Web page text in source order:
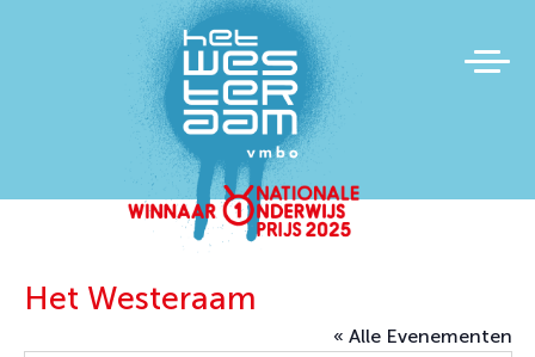
Het Westeraam
« Alle Evenementen